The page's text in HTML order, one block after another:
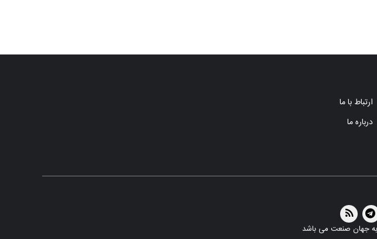
ارتباط با ما
درباره ما
جهان صنعت می باشد